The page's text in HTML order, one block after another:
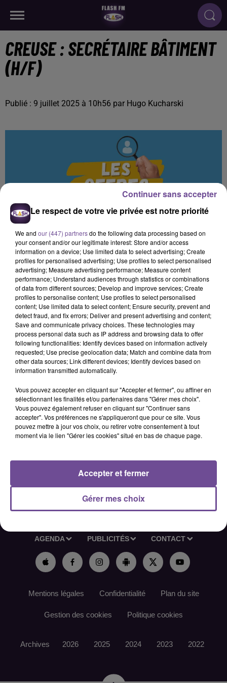
CREUSE : SECRÉTAIRE BÂTIMENT
(H/F)
Publié : 9 juillet 2025 à 10h56 par Hugo Kucharski
Une entreprise à Guéret recherche un
Secrétaire Bâtiment (H/F).
Une entreprise à Guéret recherche un Secrétaire Bâtiment
(H/F). Vous devrez assurer du secrétariat administratif, de
du classement, mais aussi vérifier les bulletins de salaire,
gérer les arrêts maladie, ou encore effectuer des tâches de
comptabilité. Le poste est à pourvoir en CDI, à temps plein.
Une première expérience d’1 an est demandée.
AGENDA PUBLICITÉS CONTACT
Mentions légales Confidentialité Plan du site
Gestion des cookies Politique cookies
Archives 2026 2025 2024 2023 2022
Le respect de votre vie privée est notre priorité
We and our (447) partnersdo the following data processing based on
your consent and/or our legitimate interest: Store and/or access
information on a device; Use limited data to select advertising; Create
profiles for personalised advertising; Use profiles to select personalised
advertising; Measure advertising performance; Measure content
performance; Understand audiences through statistics or combinations
of data from different sources; Develop and improve services; Create
profiles to personalise content; Use profiles to select personalised
content; Use limited data to select content; Ensure security, prevent and
detect fraud, and fix errors; Deliver and present advertising and content;
Save and communicate privacy choices. These technologies may
process personal data such as IP address and browsing data to offer
following functionalities: Identify devices based on information actively
requested; Use precise geolocation data; Match and combine data from
other data sources; Link different devices; Identify devices based on
information transmitted automatically.
Vous pouvez accepter en cliquant sur "Accepter et fermer", ou affiner en
sélectionnant les finalités et/ou partenaires dans "Gérer mes choix".
Vous pouvez également refuser en cliquant sur "Continuer sans
accepter". Vos préférences ne s'appliqueront que pour ce site. Vous
pouvez mettre à jour vos choix, ou retirer votre consentement à tout
moment via le lien "Gérer les cookies" situé en bas de chaque page.
Gérer mes choix
Accepter et fermer
Continuer sans accepter